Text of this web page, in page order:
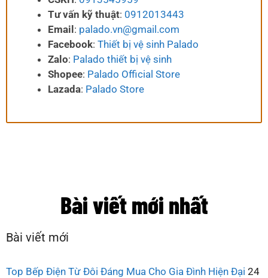
Tư vấn kỹ thuật: 0912013443
Email: palado.vn@gmail.com
Facebook: Thiết bị vệ sinh Palado
Zalo: Palado thiết bị vệ sinh
Shopee: Palado Official Store
Lazada: Palado Store
Bài viết mới nhất
Bài viết mới
Top Bếp Điện Từ Đôi Đáng Mua Cho Gia Đình Hiện Đại 24